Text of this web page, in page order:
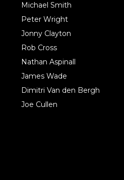
Michael Smith
Peter Wright
Jonny Clayton
Rob Cross
Nathan Aspinall
James Wade
Dimitri Van den Bergh
Joe Cullen